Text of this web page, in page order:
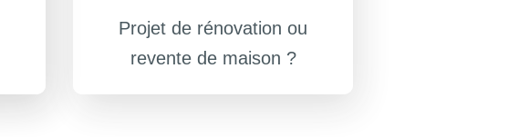
Projet de rénovation ou
revente de maison ?